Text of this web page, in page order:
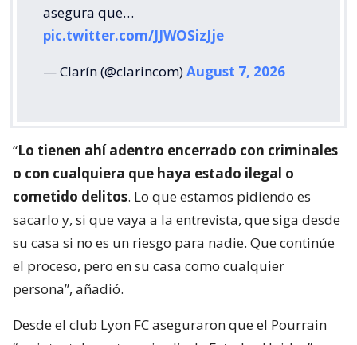
asegura que…
pic.twitter.com/JJWOSizJje
— Clarín (@clarincom)August 7, 2026
“Lo tienen ahí adentro encerrado con criminales
o con cualquiera que haya estado ilegal o
cometido delitos. Lo que estamos pidiendo es
sacarlo y, si que vaya a la entrevista, que siga desde
su casa si no es un riesgo para nadie. Que continúe
el proceso, pero en su casa como cualquier
persona”, añadió.
Desde el club Lyon FC aseguraron que el Pourrain